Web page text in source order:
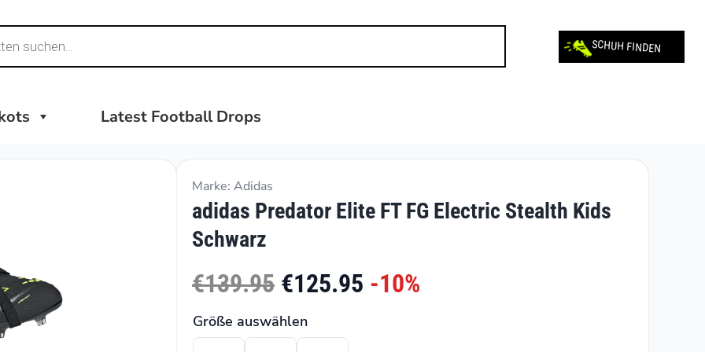
SCHUH FINDEN
Latest Football Drops
Marke: Adidas
adidas Predator Elite FT FG Electric Stealth Kids
Schwarz
€139.95 €125.95 -10%
Größe auswählen